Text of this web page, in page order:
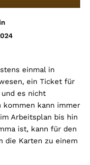
einmal in
ein Ticket für
es nicht
kommen kann immer
Arbeitsplan bis hin
ist, kann für den
die Karten zu einem